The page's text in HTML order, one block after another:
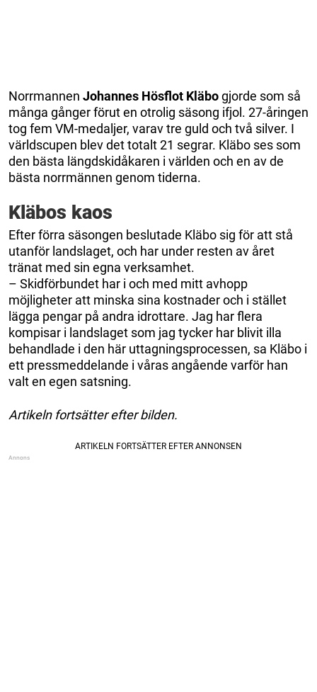
Norrmannen Johannes Hösflot Kläbogjorde som så
många gånger förut en otrolig säsong ifjol. 27-åringen
tog fem VM-medaljer, varav tre guld och två silver. I
världscupen blev det totalt 21 segrar. Kläbo ses som
den bästa längdskidåkaren i världen och en av de
bästa norrmännen genom tiderna.
Kläbos kaos
Efter förra säsongen beslutade Kläbo sig för att stå
utanför landslaget, och har under resten av året
tränat med sin egna verksamhet.
– Skidförbundet har i och med mitt avhopp
möjligheter att minska sina kostnader och i stället
lägga pengar på andra idrottare. Jag har flera
kompisar i landslaget som jag tycker har blivit illa
behandlade i den här uttagningsprocessen, sa Kläbo i
ett pressmeddelande i våras angående varför han
valt en egen satsning.
Artikeln fortsätter efter bilden.